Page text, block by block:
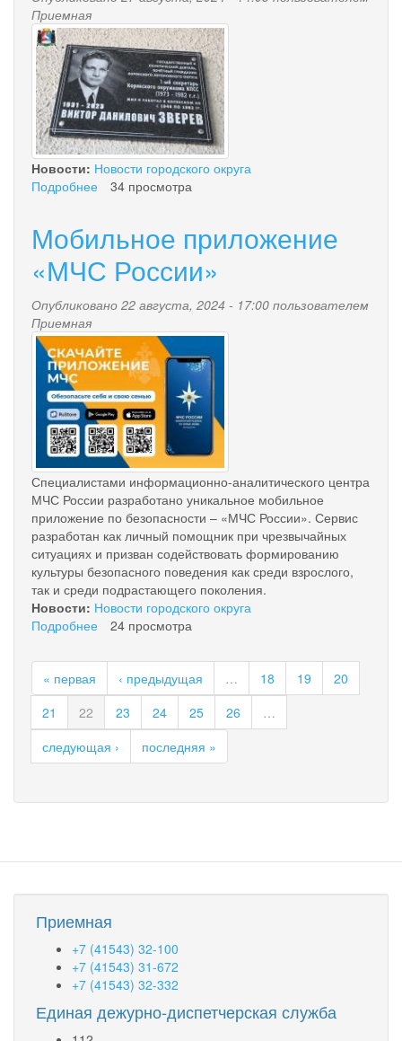
Приемная
img_3812.jpg
Новости: Новости городского округа
Подробнее
Зверева
34 просмотра
Мобильное приложение
«МЧС России»
Опубликовано 22 августа, 2024 - 17:00 пользователем
Приемная
bez_imeni.jpg
Специалистами информационно-аналитического центра
МЧС России разработано уникальное мобильное
приложение по безопасности – «МЧС России». Сервис
разработан как личный помощник при чрезвычайных
ситуациях и призван содействовать формированию
культуры безопасного поведения как среди взрослого,
так и среди подрастающего поколения.
Новости: Новости городского округа
Подробнее
приложение
«МЧС
России»
24 просмотра
« первая ‹ предыдущая … 18 19
20
21
22 23 24 25 26
…
следующая ›
последняя »
Приемная
+7 (41543) 32-100
+7 (41543) 31-672
+7 (41543) 32-332
Единая дежурно-диспетчерская служба